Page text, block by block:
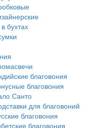
бухтах
благовония
благовония
Санто
для благовоний
благовония
благовония